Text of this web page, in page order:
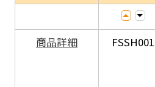
商品詳細 FSSH001